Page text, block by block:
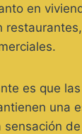
en
es que
una
sensación